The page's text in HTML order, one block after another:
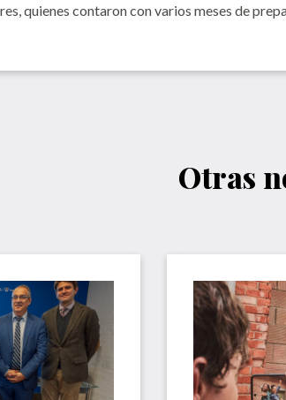
quienes contaron con varios meses de
Otras